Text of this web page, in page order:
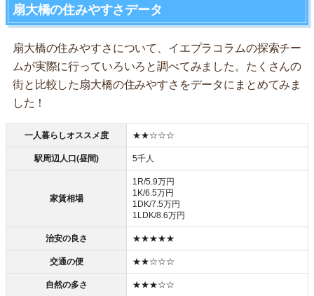
扇大橋の住みやすさデータ
扇大橋の住みやすさについて、イエプラコラムの探索チー
ムが実際に行っていろいろと調べてみました。たくさんの
街と比較した扇大橋の住みやすさをデータにまとめてみま
した！
一人暮らしオススメ度 ★★☆☆☆
駅周辺人口(昼間) 5千人
家賃相場
1R/5.9万円
1K/6.5万円
1DK/7.5万円
1LDK/8.6万円
治安の良さ ★★★★★
交通の便 ★★☆☆☆
自然の多さ ★★★☆☆